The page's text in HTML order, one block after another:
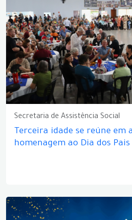
Secretaria de Assistência Social
Terceira idade se reúne em
homenagem ao Dia dos Pais